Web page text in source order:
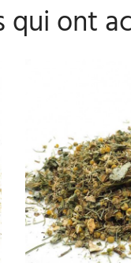
qui ont
AJOUTER